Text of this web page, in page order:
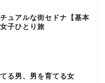
ュアルな街セドナ【基本
子ひとり旅
る男、男を育てる女